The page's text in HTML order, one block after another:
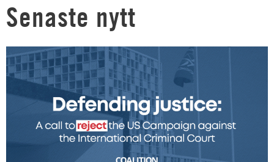
Senaste nytt